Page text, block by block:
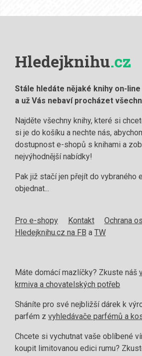
Hledejknihu.cz
Stále hledáte nějaké knihy on-line
a už Vás nebaví procházet
Najděte všechny knihy, které si
si je do košíku a nechte nás,
dostupnost e-shopů s knihami a
nejvýhodnější nabídky!
Pak již stačí jen přejít do vybraného
objednat...
Pro e-shopy Kontakt
Ochrana
Hledejknihu.cz na FB a TW
Máte domácí mazlíčky? Zkuste náš
krmiva a chovatelských potřeb
Sháníte pro své nejbližší dárek k
parfém z vyhledávače parfémů a
Chcete si vychutnat vaše oblíbené
koupit limitovanou edici rumu?